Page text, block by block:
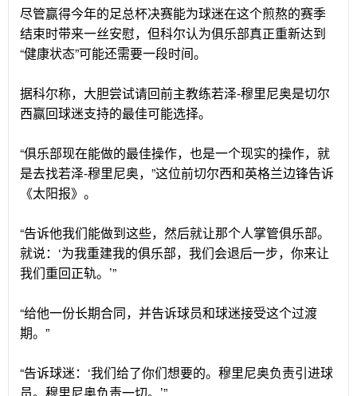
尽管赢得今年的足总杯决赛能为球迷在这个煎熬的赛季
结束时带来一丝安慰，但科尔认为俱乐部真正重新达到
“健康状态”可能还需要一段时间。
据科尔称，大胆尝试请回前主教练若泽-穆里尼奥是切尔
西赢回球迷支持的最佳可能选择。
“俱乐部现在能做的最佳操作，也是一个现实的操作，就
是去找若泽-穆里尼奥，”这位前切尔西和英格兰边锋告诉
《太阳报》。
“告诉他我们能做到这些，然后就让那个人掌管俱乐部。
就说：‘为我重建我的俱乐部，我们会退后一步，你来让
我们重回正轨。’”
“给他一份长期合同，并告诉球员和球迷接受这个过渡
期。”
“告诉球迷：‘我们给了你们想要的。穆里尼奥负责引进球